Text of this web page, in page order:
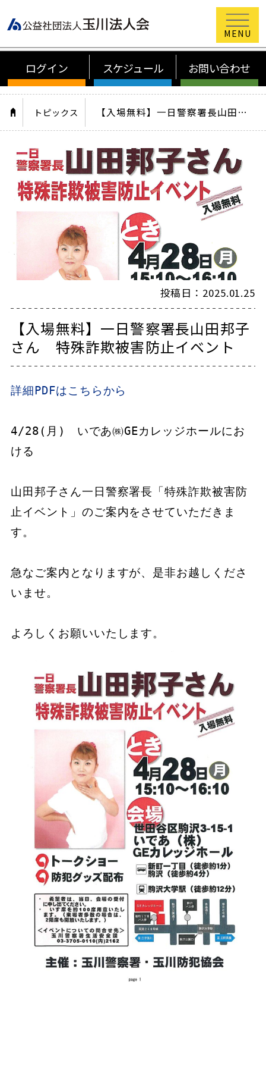
公益社団
ログイン スケジュール お問い合わせ
HOMEトピックス 【入場無料】一日警察署長山田邦子さん 特殊詐欺被害防止イベント
投稿日：2025.01.25
【入場無料】一日警察署長山田邦子
さん 特殊詐欺被害防止イベント
詳細PDFはこちらから
4/28(月)　いであ㈱GEカレッジホールにお
ける
山田邦子さん一日警察署長「特殊詐欺被害防
止イベント」のご案内をさせていただきま
す。
急なご案内となりますが、是非お越しくださ
いませ。
よろしくお願いいたします。